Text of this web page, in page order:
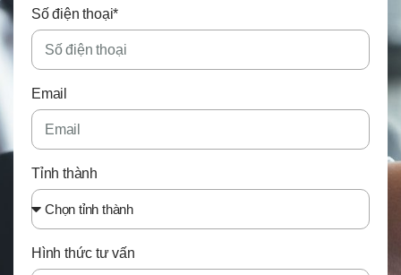
Số điện thoại*
Email
Tỉnh thành
Hình thức tư vấn